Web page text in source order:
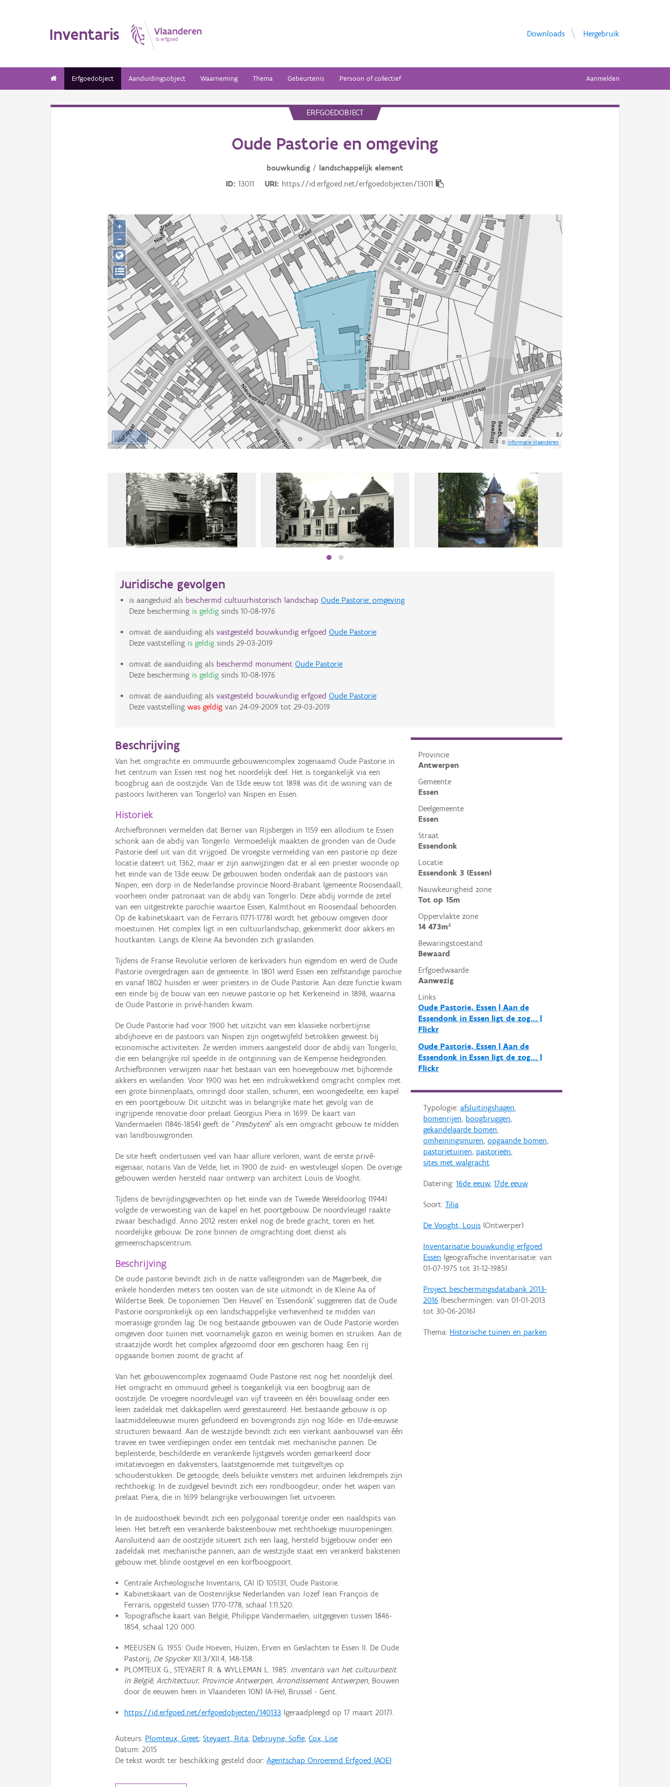
Inventaris Downloads Hergebruik
Erfgoedobject Aanduidingsobject Waarneming Thema Gebeurtenis Persoon of collectief Aanmelden
ERFGOEDOBJECT
Oude Pastorie en omgeving
bouwkundig/ landschappelijk element
ID
13011 URI https://id.erfgoed.net/erfgoedobjecten/13011
50 m
©Informatie Vlaanderen
+
−
Juridische gevolgen
is aangeduid als beschermd cultuurhistorisch landschap Oude Pastorie: omgeving
Deze bescherming is geldigsinds 10-08-1976
omvat de aanduiding als vastgesteld bouwkundig erfgoed Oude Pastorie
Deze vaststelling is geldigsinds 29-03-2019
omvat de aanduiding als beschermd monument Oude Pastorie
Deze bescherming is geldigsinds 10-08-1976
omvat de aanduiding als vastgesteld bouwkundig erfgoed Oude Pastorie
Deze vaststelling was geldigvan 24-09-2009 tot 29-03-2019
Provincie
Antwerpen
Gemeente
Essen
Deelgemeente
Essen
Straat
Essendonk
Locatie
Essendonk 3 (Essen)
Nauwkeurigheid zone
Tot op 15m
Oppervlakte zone
14 473m²
Bewaringstoestand
Bewaard
Erfgoedwaarde
Aanwezig
Links
Oude Pastorie, Essen | Aan de
Essendonk in Essen ligt de zog… |
Flickr
Oude Pastorie, Essen | Aan de
Essendonk in Essen ligt de zog… |
Flickr
Typologie: afsluitingshagen,
bomenrijen, boogbruggen,
gekandelaarde bomen,
omheiningsmuren, opgaande bomen,
pastorietuinen, pastorieën,
sites met walgracht
Datering: 16de eeuw, 17de eeuw
Soort: Tilia
De Vooght, Louis(Ontwerper)
Inventarisatie bouwkundig erfgoed
Essen (geografische inventarisatie: van
01-07-1975 tot 31-12-1985)
Project beschermingsdatabank 2013-
2016 (beschermingen: van 01-01-2013
tot 30-06-2016)
Thema: Historische tuinen en parken
Beschrijving
Van het omgrachte en ommuurde gebouwencomplex zogenaamd Oude Pastorie in
het centrum van Essen rest nog het noordelijk deel. Het is toegankelijk via een
boogbrug aan de oostzijde. Van de 13de eeuw tot 1898 was dit de woning van de
pastoors (witheren van Tongerlo) van Nispen en Essen.
Historiek
Archiefbronnen vermelden dat Berner van Rijsbergen in 1159 een allodium te Essen
schonk aan de abdij van Tongerlo. Vermoedelijk maakten de gronden van de Oude
Pastorie deel uit van dit vrijgoed. De vroegste vermelding van een pastorie op deze
locatie dateert uit 1362, maar er zijn aanwijzingen dat er al een priester woonde op
het einde van de 13de eeuw. De gebouwen boden onderdak aan de pastoors van
Nispen, een dorp in de Nederlandse provincie Noord-Brabant (gemeente Roosendaal),
voorheen onder patronaat van de abdij van Tongerlo. Deze abdij vormde de zetel
van een uitgestrekte parochie waartoe Essen, Kalmthout en Roosendaal behoorden.
Op de kabinetskaart van de Ferraris (1771-1778) wordt het gebouw omgeven door
moestuinen. Het complex ligt in een cultuurlandschap, gekenmerkt door akkers en
houtkanten. Langs de Kleine Aa bevonden zich graslanden.
Tijdens de Franse Revolutie verloren de kerkvaders hun eigendom en werd de Oude
Pastorie overgedragen aan de gemeente. In 1801 werd Essen een zelfstandige parochie
en vanaf 1802 huisden er weer priesters in de Oude Pastorie. Aan deze functie kwam
een einde bij de bouw van een nieuwe pastorie op het Kerkeneind in 1898, waarna
de Oude Pastorie in privé-handen kwam.
De Oude Pastorie had voor 1900 het uitzicht van een klassieke norbertijnse
abdijhoeve en de pastoors van Nispen zijn ongetwijfeld betrokken geweest bij
economische activiteiten. Ze werden immers aangesteld door de abdij van Tongerlo,
die een belangrijke rol speelde in de ontginning van de Kempense heidegronden.
Archiefbronnen verwijzen naar het bestaan van een hoevegebouw met bijhorende
akkers en weilanden. Voor 1900 was het een indrukwekkend omgracht complex met
een grote binnenplaats, omringd door stallen, schuren, een woongedeelte, een kapel
en een poortgebouw. Dit uitzicht was in belangrijke mate het gevolg van de
ingrijpende renovatie door prelaat Georgius Piera in 1699. De kaart van
Vandermaelen (1846-1854) geeft de “Presbytere” als een omgracht gebouw te midden
van landbouwgronden.
De site heeft ondertussen veel van haar allure verloren, want de eerste privé-
eigenaar, notaris Van de Velde, liet in 1900 de zuid- en westvleugel slopen. De overige
gebouwen werden hersteld naar ontwerp van architect Louis de Vooght.
Tijdens de bevrijdingsgevechten op het einde van de Tweede Wereldoorlog (1944)
volgde de verwoesting van de kapel en het poortgebouw. De noordvleugel raakte
zwaar beschadigd. Anno 2012 resten enkel nog de brede gracht, toren en het
noordelijke gebouw. De zone binnen de omgrachting doet dienst als
gemeenschapscentrum.
Beschrijving
De oude pastorie bevindt zich in de natte valleigronden van de Magerbeek, die
enkele honderden meters ten oosten van de site uitmondt in de Kleine Aa of
Wildertse Beek. De toponiemen ‘Den Heuvel’ en ‘Essendonk’ suggereren dat de Oude
Pastorie oorspronkelijk op een landschappelijke verhevenheid te midden van
moerassige gronden lag. De nog bestaande gebouwen van de Oude Pastorie worden
omgeven door tuinen met voornamelijk gazon en weinig bomen en struiken. Aan de
straatzijde wordt het complex afgezoomd door een geschoren haag. Een rij
opgaande bomen zoomt de gracht af.
Van het gebouwencomplex zogenaamd Oude Pastorie rest nog het noordelijk deel.
Het omgracht en ommuurd geheel is toegankelijk via een boogbrug aan de
oostzijde. De vroegere noordvleugel van vijf traveeën en één bouwlaag onder een
leien zadeldak met dakkapellen werd gerestaureerd. Het bestaande gebouw is op
laatmiddeleeuwse muren gefundeerd en bovengronds zijn nog 16de- en 17de-eeuwse
structuren bewaard. Aan de westzijde bevindt zich een vierkant aanbouwsel van één
travee en twee verdiepingen onder een tentdak met mechanische pannen. De
bepleisterde, beschilderde en verankerde lijstgevels worden gemarkeerd door
imitatievoegen en dakvensters, laatstgenoemde met tuitgeveltjes op
schouderstukken. De getoogde, deels beluikte vensters met arduinen lekdrempels zijn
rechthoekig. In de zuidgevel bevindt zich een rondboogdeur, onder het wapen van
prelaat Piera, die in 1699 belangrijke verbouwingen liet uitvoeren.
In de zuidoosthoek bevindt zich een polygonaal torentje onder een naaldspits van
leien. Het betreft een verankerde baksteenbouw met rechthoekige muuropeningen.
Aansluitend aan de oostzijde situeert zich een laag, hersteld bijgebouw onder een
zadeldak met mechanische pannen; aan de westzijde staat een verankerd bakstenen
gebouw met blinde oostgevel en een korfboogpoort.
Centrale Archeologische Inventaris, CAI ID 105131, Oude Pastorie.
Kabinetskaart van de Oostenrijkse Nederlanden van Jozef Jean François de
Ferraris, opgesteld tussen 1770-1778, schaal 1:11.520.
Topografische kaart van België, Philippe Vandermaelen, uitgegeven tussen 1846-
1854, schaal 1:20 000.
MEEUSEN G. 1955: Oude Hoeven, Huizen, Erven en Geslachten te Essen II. De Oude
Pastorij, De SpyckerXII.3/XII.4, 148-158.
PLOMTEUX G., STEYAERT R. & WYLLEMAN L. 1985: Inventaris van het cultuurbezit
in België, Architectuur, Provincie Antwerpen, Arrondissement Antwerpen, Bouwen
door de eeuwen heen in Vlaanderen 10N1 (A-He), Brussel - Gent.
https://id.erfgoed.net/erfgoedobjecten/140133 (geraadpleegd op 17 maart 2017).
Auteurs: Plomteux, Greet;Steyaert, Rita; Debruyne, Sofie;Cox, Lise
Datum:2015
De tekst wordt ter beschikking gesteld door:Agentschap Onroerend Erfgoed (AOE)